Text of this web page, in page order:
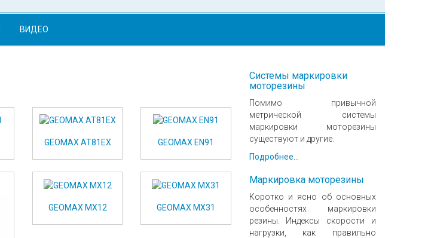
ВИДЕО
GEOMAX AT81EX GEOMAX EN91
GEOMAX MX12 GEOMAX MX31
Системы маркировки
моторезины
Помимо привычной
метрической системы
маркировки моторезины
существуют и другие.
Подробнее...
Маркировка моторезины
Коротко и ясно об основных
особенностях маркировки
резины. Индексы скорости и
нагрузки, как правильно